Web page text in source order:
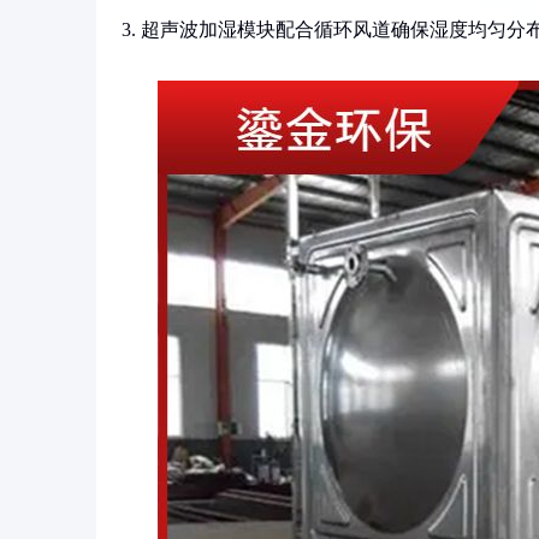
3. 超声波加湿模块配合循环风道确保湿度均匀分